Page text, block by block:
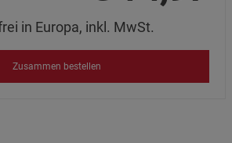
in Europa, inkl. MwSt.
Zusammen bestellen